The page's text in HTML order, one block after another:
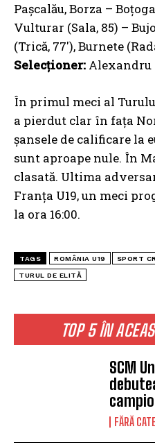
TOP 5 ÎN
SCM
FĂRĂ
Pașcalău, Borza –
Vulturar (Sala, 85) –
(Trică, 77′), Burnete
Selecționer: Alexandru
În primul meci al
a pierdut clar în fața
șansele de calificare la
sunt aproape nule. În
clasată. Ultima
Franța U19, un meci
la ora 16:00.
TAGS ROMÂNIA U19 SPORT
TURUL DE ELITĂ